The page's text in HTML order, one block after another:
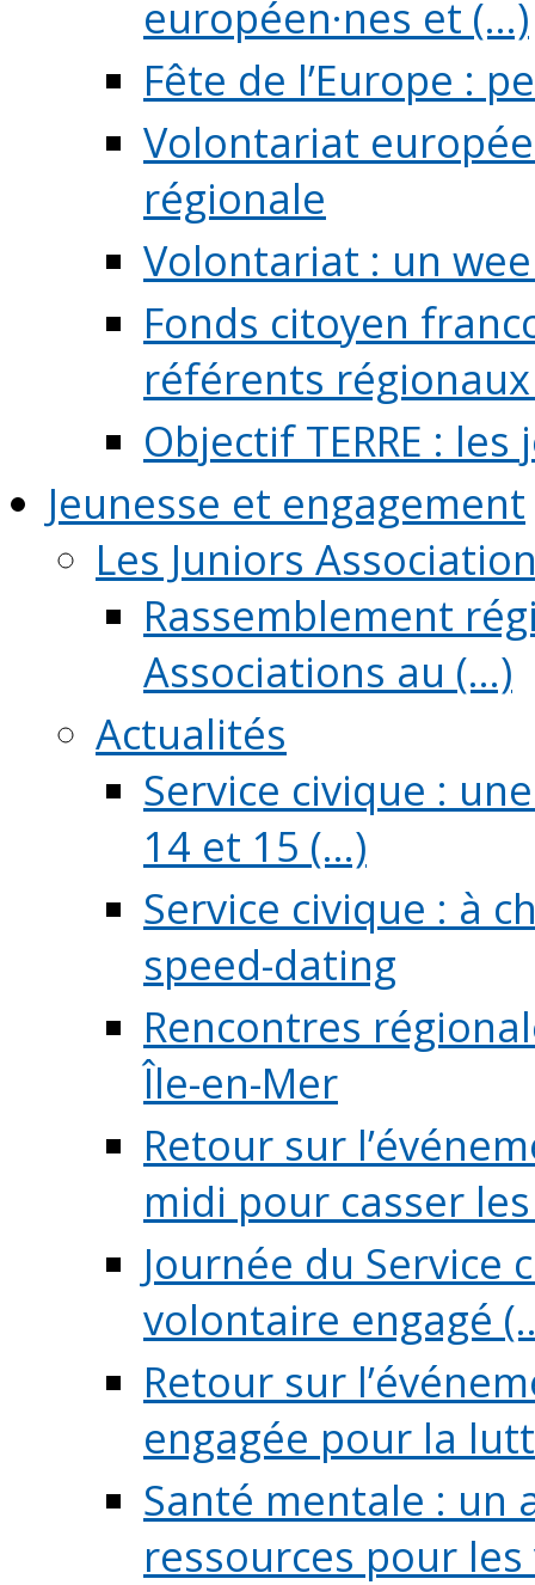
européen·nes et (...)
Fête de l’Europe :
Volontariat
régionale
Volontariat : un
Fonds citoyen
référents régionaux
Objectif TERRE :
Jeunesse et engagement
Les Juniors
Rassemblement
Associations au (...)
Actualités
Service civique :
14 et 15 (...)
Service civique : à
speed-dating
Rencontres
Île-en-Mer
Retour sur
midi pour casser les
Journée du Service
volontaire engagé
Retour sur
engagée pour la
Santé mentale : un
ressources pour